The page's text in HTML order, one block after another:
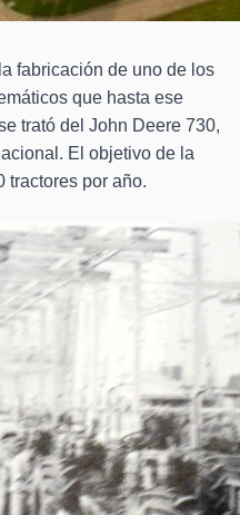
fabricación de uno de los
que hasta ese
trató del John Deere 730,
El objetivo de la
tractores por año.